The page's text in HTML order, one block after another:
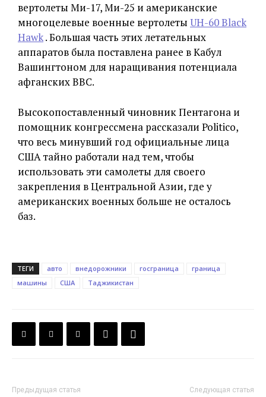
вертолеты Ми-17, Ми-25 и американские
многоцелевые военные вертолеты UH-60 Black
Hawk. Большая часть этих летательных
аппаратов была поставлена ранее в Кабул ​​
Вашингтоном для наращивания потенциала
афганских ВВС.
Высокопоставленный чиновник Пентагона и
помощник конгрессмена рассказали Politico,
что весь минувший год официальные лица
США тайно работали над тем, чтобы
использовать эти самолеты для своего
закрепления в Центральной Азии, где у
американских военных больше не осталось
баз.
ТЕГИ авто внедорожники госграница
граница
машины
США Таджикистан
Предыдущая статья Следующая статья